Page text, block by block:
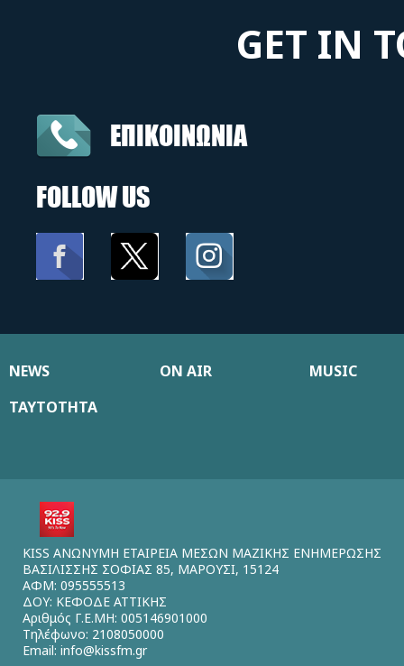
GET IN
ΕΠΙΚΟΙΝΩΝΙΑ
FOLLOW US
NEWS ON AIR
MUSIC
ΤΑΥΤΟΤΗΤΑ
KISS ΑΝΩΝΥΜΗ ΕΤΑΙΡΕΙΑ ΜΕΣΩΝ ΜΑΖΙΚΗΣ ΕΝΗΜΕΡΩΣΗΣ
ΒΑΣΙΛΙΣΣΗΣ ΣΟΦΙΑΣ 85, ΜΑΡΟΥΣΙ, 15124
ΑΦΜ: 095555513
ΔΟΥ: ΚΕΦΟΔΕ ΑΤΤΙΚΗΣ
Αριθμός Γ.Ε.ΜΗ: 005146901000
Τηλέφωνο: 2108050000
Email: info@kissfm.gr